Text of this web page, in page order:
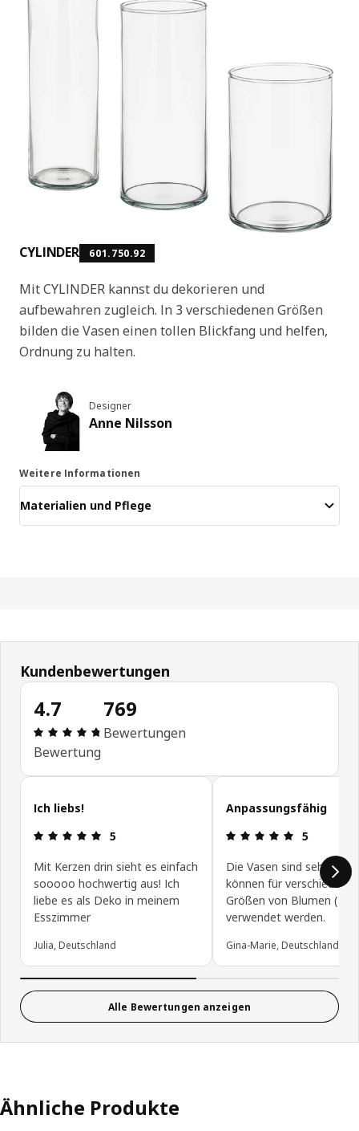
CYLINDER 601.750.92
Mit CYLINDER kannst du dekorieren und
aufbewahren zugleich. In 3 verschiedenen Größen
bilden die Vasen einen tollen Blickfang und helfen,
Ordnung zu halten.
Designer
Anne Nilsson
Weitere Informationen
Materialien und Pflege
Kundenbewertungen
4.7
Bewertung: 4.7 von 5 Sterne Alle Bewertungen:
Bewertung
769
Bewertungen
Kundenbewertungen überspringen
Ich liebs!
Bewertung: 5 von 5 Sterne
5
Mit Kerzen drin sieht es einfach
sooooo hochwertig aus! Ich
liebe es als Deko in meinem
Esszimmer
Julia, Deutschland
Anpassungsfähig
5
Die Vasen sind sehr gut
können für verschiedenen
Größen von Blumen ( -
verwendet werden.
Gina-Marie, Deutschland
Alle Bewertungen anzeigen
Ähnliche Produkte